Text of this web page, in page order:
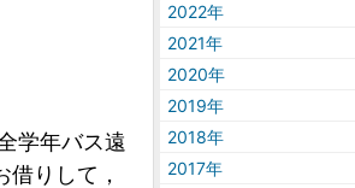
学年バス遠
りして，
2022年
2021年
2020年
2019年
2018年
2017年